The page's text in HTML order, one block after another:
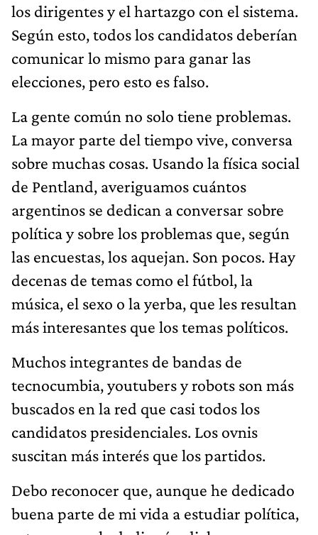
los dirigentes y el hartazgo con el sistema.
Según esto, todos los candidatos deberían
comunicar lo mismo para ganar las
elecciones, pero esto es falso.
La gente común no solo tiene problemas.
La mayor parte del tiempo vive, conversa
sobre muchas cosas. Usando la física social
de Pentland, averiguamos cuántos
argentinos se dedican a conversar sobre
política y sobre los problemas que, según
las encuestas, los aquejan. Son pocos. Hay
decenas de temas como el fútbol, la
música, el sexo o la yerba, que les resultan
más interesantes que los temas políticos.
Muchos integrantes de bandas de
tecnocumbia, youtubers y robots son más
buscados en la red que casi todos los
candidatos presidenciales. Los ovnis
suscitan más interés que los partidos.
Debo reconocer que, aunque he dedicado
buena parte de mi vida a estudiar política,